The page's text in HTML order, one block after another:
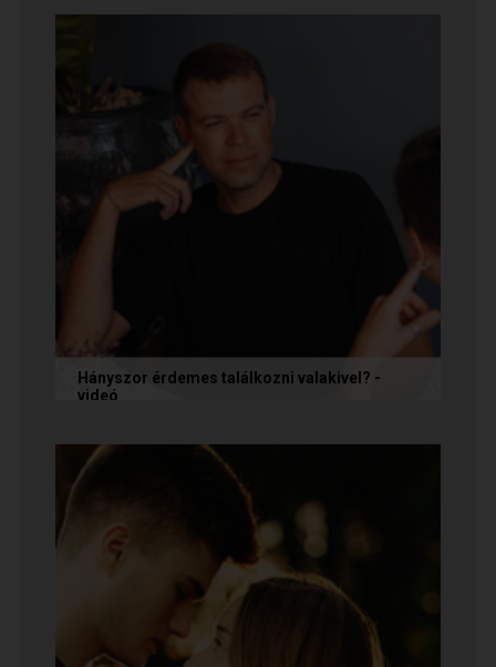
őket, és vagy házasokkal...
Hányszor érdemes találkozni valakivel? -
videó
tépelődünk: mit tegyünk, ha valakit
szimpatikusnak találunk elsőre, de még...